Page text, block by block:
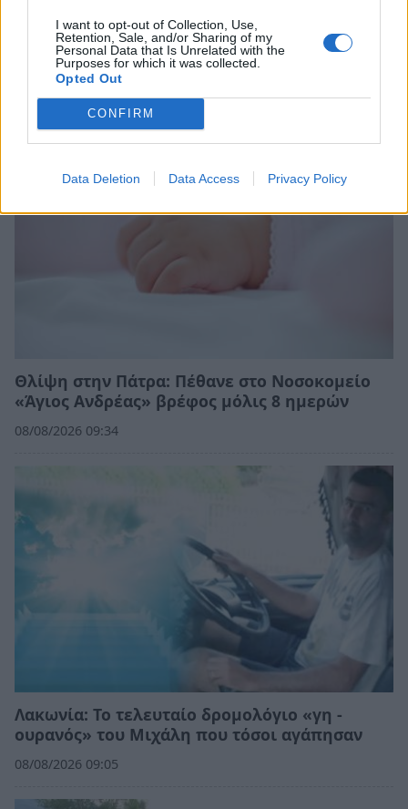
I want to opt-out of Collection, Use,
Retention, Sale, and/or Sharing of my
Personal Data that Is Unrelated with the
Purposes for which it was collected.
Opted Out
CONFIRM
Data Deletion Data Access Privacy Policy
Σχετικά Άρθρα
Θλίψη στην Πάτρα: Πέθανε στο Νοσοκομείο
«Άγιος Ανδρέας» βρέφος μόλις 8 ημερών
08/08/2026 09:34
Λακωνία: Το τελευταίο δρομολόγιο «γη -
ουρανός» του Μιχάλη που τόσοι αγάπησαν
08/08/2026 09:05